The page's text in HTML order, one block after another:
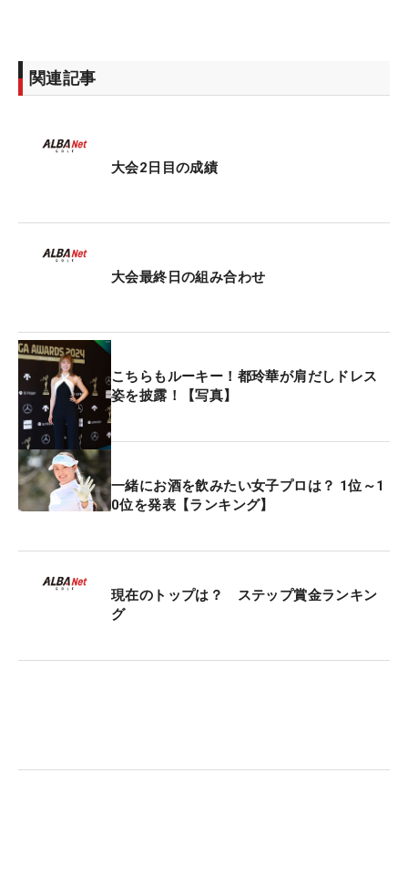
「前半は耐えるゴルフでしたが、大事なパーパット
がたくさん入ってくれた。後半に向けて、しっかり
つ落として折り返した後の10番でまずは負債を消す
と、15番からの3連続バーディで一気に伸ばした。
張のなかでも笑顔のプレーに期待したい。
プロテストトップ合格者が、その力を見せている。
「きのうに比べて風もなかったので、3アンダーく
らいは出したいと思っていました」と、注文通りの
「69」。メリハリのあるゴルフで、バーディも5つ
奪った。不調だったパットも回復気味。「最終日
は、勝っても負けても悔いなく終われるように挑み
たいです」と、逆転を狙う。
キーの福田萌維と、六車日那乃がつけている。福田
にとって、今週のコースは高校時代に何回も回った
ことがあり、アドバンテージもある。なによりも
関連記事
大会2日目の成績
大会最終日の組み合わせ
こちらもルーキー！都玲華が肩だしドレス
姿を披露！【写真】
一緒にお酒を飲みたい女子プロは？ 1位～1
0位を発表【ランキング】
現在のトップは？ ステップ賞金ランキン
グ